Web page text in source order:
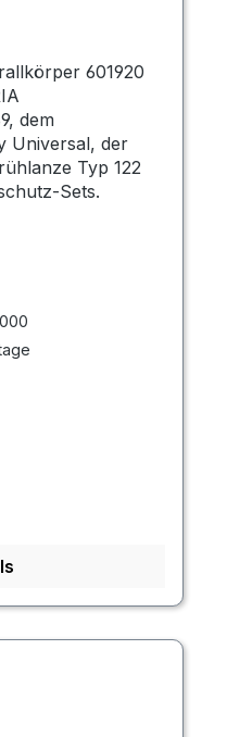
601920
dem
Universal, der
Typ 122
Sets.